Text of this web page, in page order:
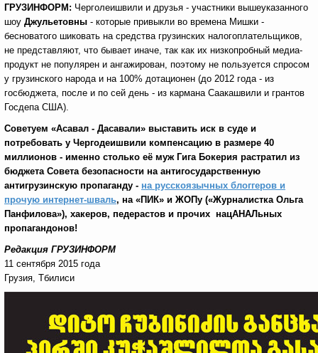
ГРУЗИНФОРМ: Черголеишвили и друзья - участники вышеуказанного
шоу Джульетовны - которые привыкли во времена Мишки -
бесноватого шиковать на средства грузинских налогоплательщиков,
не представляют, что бывает иначе, так как их низкопробный медиа-
продукт не популярен и ангажирован, поэтому не пользуется спросом
у грузинского народа и на 100% дотационен (до 2012 года - из
госбюджета, после и по сей день - из кармана Саакашвили и грантов
Госдепа США).
Советуем «Асавал - Дасавали» выставить иск в суде и
потребовать у Чергодеишвили компенсацию в размере 40
миллионов - именно столько её муж Гига Бокерия растратил из
бюджета Совета безопасности на антигосударственную
антигрузинскую пропаганду - на русскоязычных блоггеров и
прочую интернет-шваль, на «ПИК» и ЖОПу («Журналистка Ольга
Панфилова»), хакеров, педерастов и прочих нацАНАЛьных
пропагандонов!
Редакция ГРУЗИНФОРМ
11 сентября 2015 года
Грузия, Тбилиси